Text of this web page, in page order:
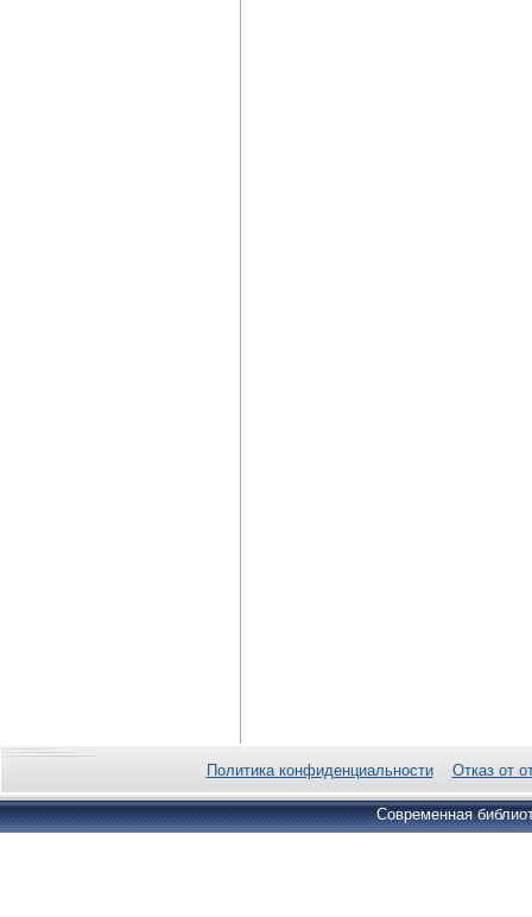
Политика конфиденциальности Отказ от
Современная